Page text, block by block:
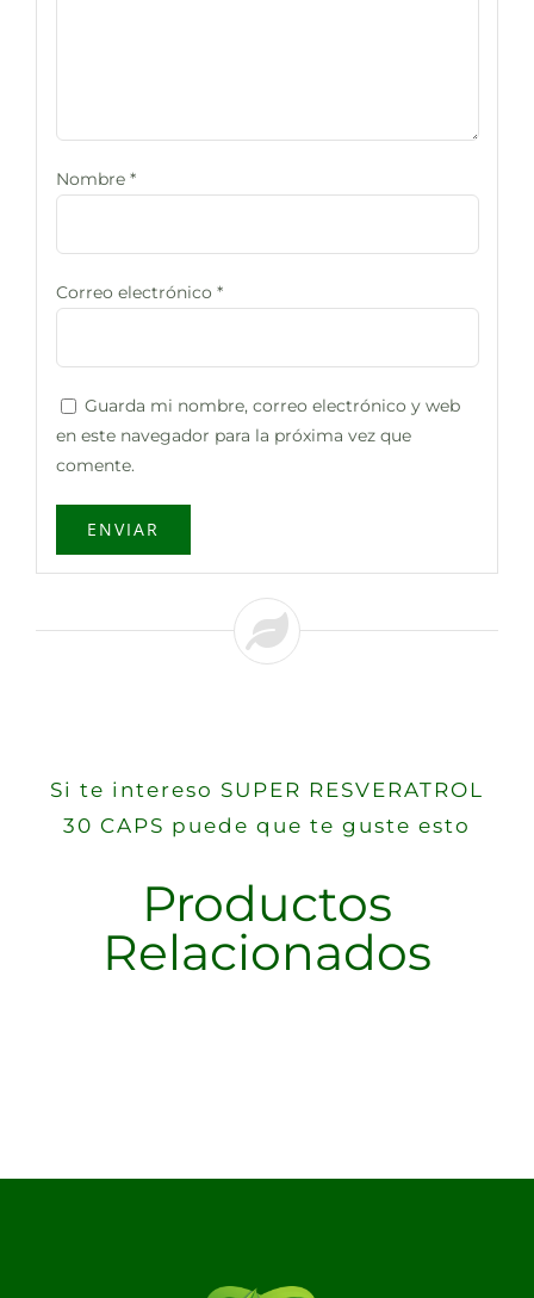
Nombre *
Correo electrónico *
Guarda mi nombre, correo electrónico y web
en este navegador para la próxima vez que
comente.
Si te intereso SUPER RESVERATROL
30 CAPS puede que te guste esto
Productos
Relacionados